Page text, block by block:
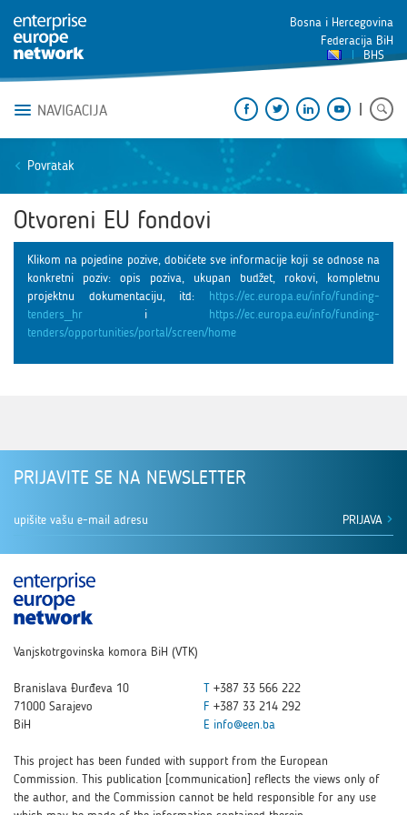
Bosna i Hercegovina
Federacija BiH
BHS
NAVIGACIJA
Povratak
Otvoreni EU fondovi
Klikom na pojedine pozive, dobićete sve informacije koji se odnose na
konkretni poziv: opis poziva, ukupan budžet, rokovi, kompletnu
projektnu dokumentaciju, itd: https://ec.europa.eu/info/funding-
tenders_hr i https://ec.europa.eu/info/funding-
tenders/opportunities/portal/screen/home
PRIJAVITE SE NA NEWSLETTER
PRIJAVA
Vanjskotrgovinska komora BiH (VTK)
Branislava Đurđeva 10 T +387 33 566 222
71000 Sarajevo
F +387 33 214 292
BiH
E info@een.ba
This project has been funded with support from the European
Commission. This publication [communication] reflects the views only of
the author, and the Commission cannot be held responsible for any use